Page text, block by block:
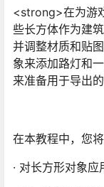
<strong>在为游
些长方体作为建
并调整材质和贴
象来添加路灯和
来准备用于导出的
在本教程中，您
· 对长方形对象应